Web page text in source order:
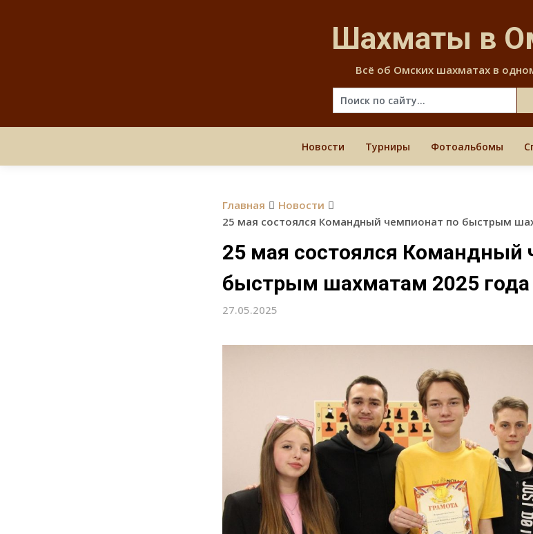
content
Шахматы в
Всё об Омских шахматах в
Новости Турниры Фотоальбомы
Главная
Новости
25 мая состоялся Командный чемпионат по быстрым
25 мая состоялся Командный
быстрым шахматам 2025 года
27.05.2025